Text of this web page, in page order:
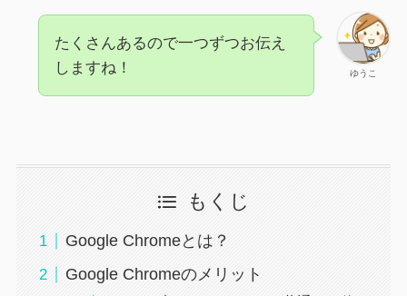
ゆうこ
たくさんあるので一つずつお伝え
しますね！
もくじ
Google Chromeとは？
Google Chromeのメリット